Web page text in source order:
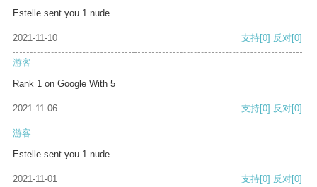
Estelle sent you 1 nude
2021-11-10 支持[0] 反对[0]
游客
Rank 1 on Google With 5
2021-11-06 支持[0] 反对[0]
游客
Estelle sent you 1 nude
2021-11-01 支持[0] 反对[0]